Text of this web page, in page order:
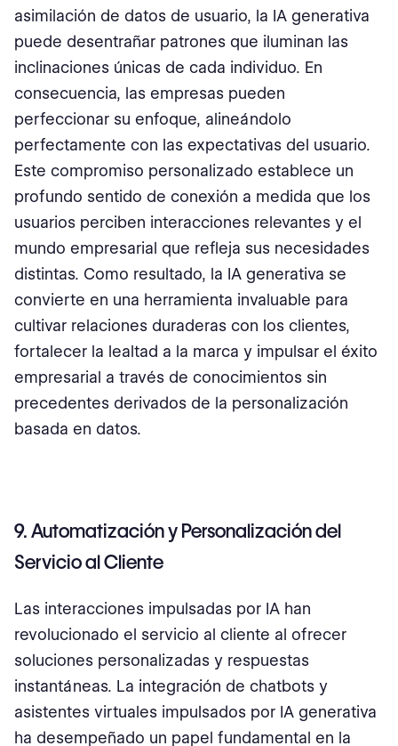
asimilación de datos de usuario, la IA generativa
puede desentrañar patrones que iluminan las
inclinaciones únicas de cada individuo. En
consecuencia, las empresas pueden
perfeccionar su enfoque, alineándolo
perfectamente con las expectativas del usuario.
Este compromiso personalizado establece un
profundo sentido de conexión a medida que los
usuarios perciben interacciones relevantes y el
mundo empresarial que refleja sus necesidades
distintas. Como resultado, la IA generativa se
convierte en una herramienta invaluable para
cultivar relaciones duraderas con los clientes,
fortalecer la lealtad a la marca y impulsar el éxito
empresarial a través de conocimientos sin
precedentes derivados de la personalización
basada en datos.
9. Automatización y Personalización del
Servicio al Cliente
Las interacciones impulsadas por IA han
revolucionado el servicio al cliente al ofrecer
soluciones personalizadas y respuestas
instantáneas. La integración de chatbots y
asistentes virtuales impulsados por IA generativa
ha desempeñado un papel fundamental en la